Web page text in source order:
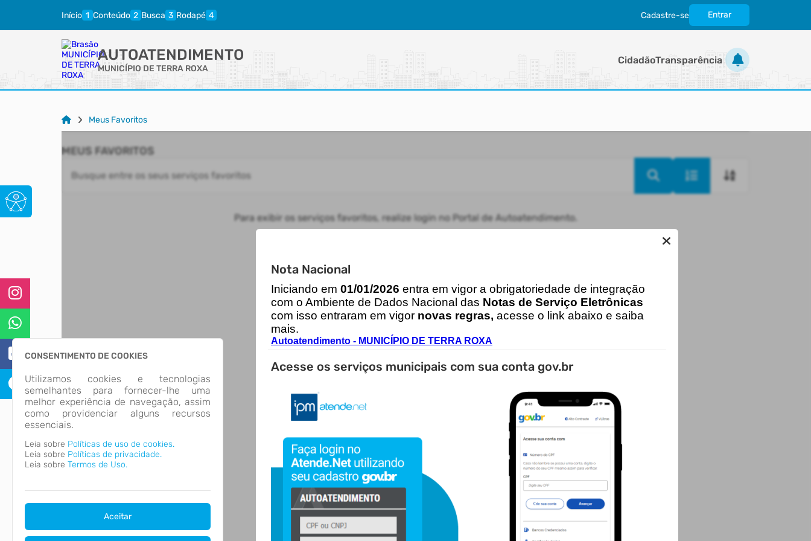
Início Conteúdo Busca Rodapé Cadastre-se Entrar
AUTOATENDIMENTO
MUNICÍPIO DE TERRA ROXA
CidadãoTransparência
Meus Favoritos
CONSENTIMENTO DE COOKIES
Utilizamos cookies e tecnologias
semelhantes para fornecer-lhe uma
melhor experiência de navegação, assim
como providenciar alguns recursos
essenciais.
Leia sobre Políticas de uso de cookies.
Leia sobre Políticas de privacidade.
Leia sobre Termos de Uso.
Aceitar
Nota Nacional
Iniciando em 01/01/2026 entra em vigor a obrigatoriedade de integração
com o Ambiente de Dados Nacional das Notas de Serviço Eletrônicas
com isso entraram em vigor novas regras, acesse o link abaixo e saiba
mais.
Autoatendimento - MUNICÍPIO DE TERRA ROXA
Acesse os serviços municipais com sua conta gov.br
MEUS FAVORITOS
Para exibir os serviços favoritos, realize login no Portal de Autoatendimento.